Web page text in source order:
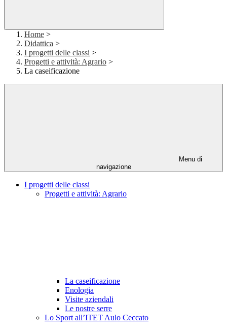
Home >
Didattica >
I progetti delle classi >
Progetti e attività: Agrario >
La caseificazione
Menu di
navigazione
I progetti delle classi
Progetti e attività: Agrario
La caseificazione
Enologia
Visite aziendali
Le nostre serre
Lo Sport all’ITET Aulo Ceccato